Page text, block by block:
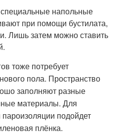
напольные
при помощи бустилата,
Лишь затем можно ставить
тоже потребует
пола. Пространство
заполняют разные
материалы. Для
подойдет
плёнка.